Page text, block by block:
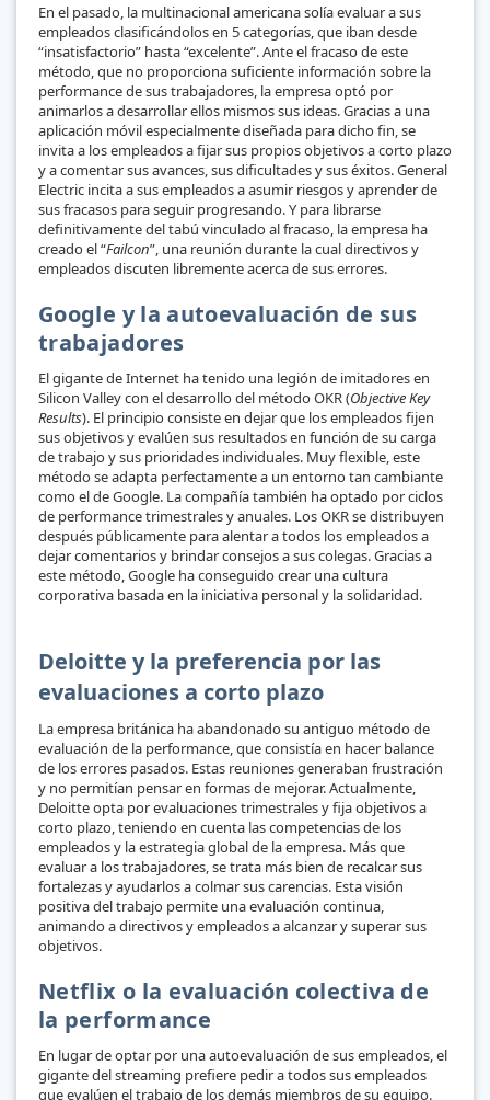
En el pasado, la multinacional americana solía evaluar a sus
empleados clasificándolos en 5 categorías, que iban desde
“insatisfactorio” hasta “excelente”. Ante el fracaso de este
método, que no proporciona suficiente información sobre la
performance de sus trabajadores, la empresa optó por
animarlos a desarrollar ellos mismos sus ideas. Gracias a una
aplicación móvil especialmente diseñada para dicho fin, se
invita a los empleados a fijar sus propios objetivos a corto plazo
y a comentar sus avances, sus dificultades y sus éxitos. General
Electric incita a sus empleados a asumir riesgos y aprender de
sus fracasos para seguir progresando. Y para librarse
definitivamente del tabú vinculado al fracaso, la empresa ha
creado el “Failcon”, una reunión durante la cual directivos y
empleados discuten libremente acerca de sus errores.
Google y la autoevaluación de sus
trabajadores
El gigante de Internet ha tenido una legión de imitadores en
Silicon Valley con el desarrollo del método OKR (Objective Key
Results). El principio consiste en dejar que los empleados fijen
sus objetivos y evalúen sus resultados en función de su carga
de trabajo y sus prioridades individuales. Muy flexible, este
método se adapta perfectamente a un entorno tan cambiante
como el de Google. La compañía también ha optado por ciclos
de performance trimestrales y anuales. Los OKR se distribuyen
después públicamente para alentar a todos los empleados a
dejar comentarios y brindar consejos a sus colegas. Gracias a
este método, Google ha conseguido crear una cultura
corporativa basada en la iniciativa personal y la solidaridad.
Deloitte y la preferencia por las
evaluaciones a corto plazo
La empresa británica ha abandonado su antiguo método de
evaluación de la performance, que consistía en hacer balance
de los errores pasados. Estas reuniones generaban frustración
y no permitían pensar en formas de mejorar. Actualmente,
Deloitte opta por evaluaciones trimestrales y fija objetivos a
corto plazo, teniendo en cuenta las competencias de los
empleados y la estrategia global de la empresa. Más que
evaluar a los trabajadores, se trata más bien de recalcar sus
fortalezas y ayudarlos a colmar sus carencias. Esta visión
positiva del trabajo permite una evaluación continua,
animando a directivos y empleados a alcanzar y superar sus
objetivos.
Netflix o la evaluación colectiva de
la performance
En lugar de optar por una autoevaluación de sus empleados, el
gigante del streaming prefiere pedir a todos sus empleados
que evalúen el trabajo de los demás miembros de su equipo.